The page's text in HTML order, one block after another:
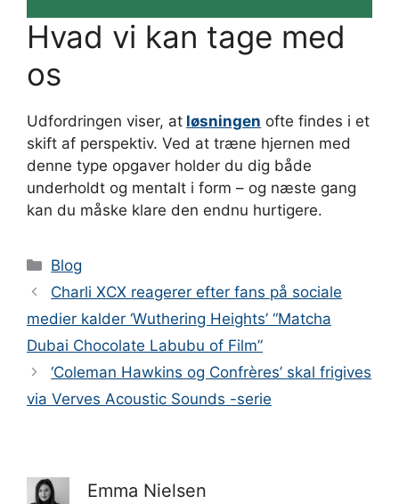
Hvad vi kan tage med
os
Udfordringen viser, at løsningen ofte findes i et
skift af perspektiv. Ved at træne hjernen med
denne type opgaver holder du dig både
underholdt og mentalt i form – og næste gang
kan du måske klare den endnu hurtigere.
Kategorier
Blog
Charli XCX reagerer efter fans på sociale
medier kalder ‘Wuthering Heights’ “Matcha
Dubai Chocolate Labubu of Film”
‘Coleman Hawkins og Confrères’ skal frigives
via Verves Acoustic Sounds -serie
Emma Nielsen